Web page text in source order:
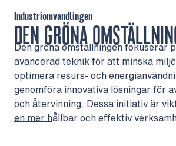
DEN GRÖNA
Industriomvandlingen
Den gröna omställningen fokuserar
avancerad teknik för att minska
optimera resurs- och
genomföra innovativa lösningar för
och återvinning. Dessa initiativ är
en mer hållbar och effektiv